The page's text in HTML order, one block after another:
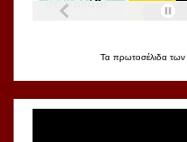
Τα πρωτοσέλιδα των